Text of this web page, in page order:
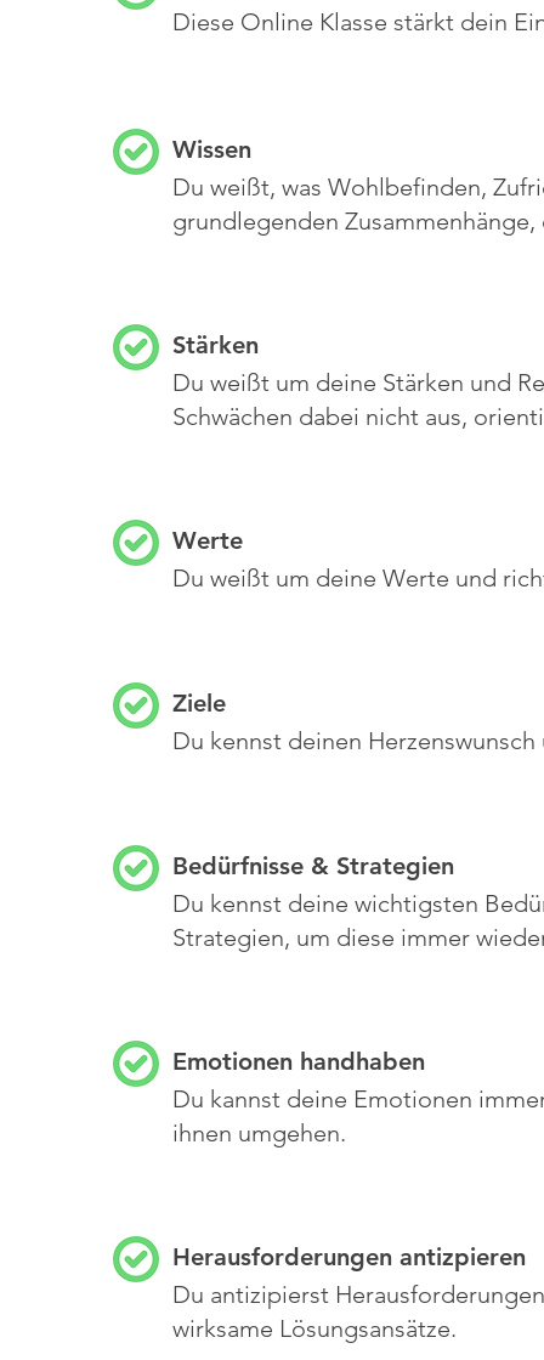
Diese Online Klasse stärkt dein
Wissen
Du weißt, was Wohlbefinden,
grundlegenden
Stärken
Du weißt um deine Stärken und
Schwächen dabei nicht aus,
Werte
Du weißt um deine Werte und
Ziele
Du kennst deinen
Bedürfnisse & Strategien
Du kennst deine wichtigsten
Strategien, um diese immer
Emotionen handhaben
Du kannst deine Emotionen
ihnen umgehen.
Herausforderungen antizpieren
Du antizipierst
wirksame Lösungsansätze.